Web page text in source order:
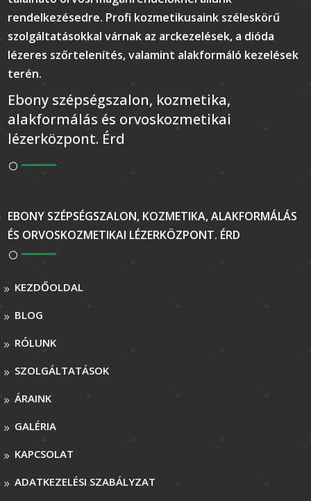
rendelkezésedre. Profi kozmetikusaink széleskörű
szolgáltatásokkal várnak az arckezelések, a dióda
lézeres szőrtelenítés, valamint alakformáló kezelések
terén.
Ebony szépségszalon, kozmetika,
alakformálás és orvoskozmetikai
lézerközpont. Érd
EBONY SZÉPSÉGSZALON, KOZMETIKA, ALAKFORMÁLÁS
ÉS ORVOSKOZMETIKAI LÉZERKÖZPONT. ÉRD
KEZDŐOLDAL
BLOG
RÓLUNK
SZOLGÁLTATÁSOK
ÁRAINK
GALÉRIA
KAPCSOLAT
ADATKEZELÉSI SZABÁLYZAT